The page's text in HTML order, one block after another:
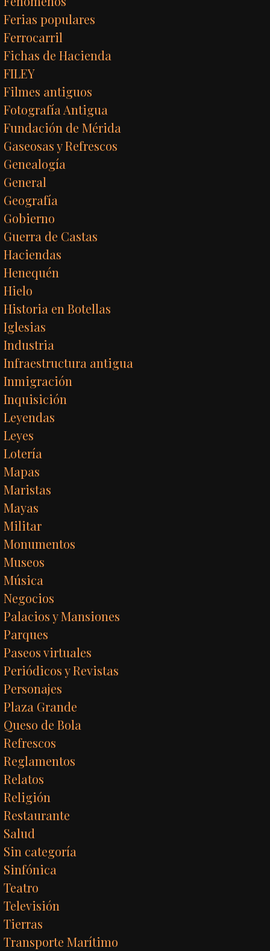
Ferias populares
Ferrocarril
Fichas de Hacienda
FILEY
Filmes antiguos
Fotografía Antigua
Fundación de Mérida
Gaseosas y Refrescos
Genealogía
General
Geografía
Gobierno
Guerra de Castas
Haciendas
Henequén
Hielo
Historia en Botellas
Iglesias
Industria
Infraestructura antigua
Inmigración
Inquisición
Leyendas
Leyes
Lotería
Mapas
Maristas
Mayas
Militar
Monumentos
Museos
Música
Negocios
Palacios y Mansiones
Parques
Paseos virtuales
Periódicos y Revistas
Personajes
Plaza Grande
Queso de Bola
Refrescos
Reglamentos
Relatos
Religión
Restaurante
Salud
Sin categoría
Sinfónica
Teatro
Televisión
Tierras
Transporte Marítimo